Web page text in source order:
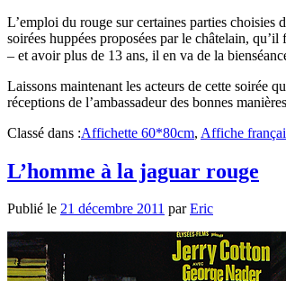
L’emploi du rouge sur certaines parties choisies
soirées huppées proposées par le châtelain,
– et avoir plus de 13 ans, il en va de la
Laissons maintenant les acteurs de cette soirée
réceptions de l’ambassadeur des bonnes
Classé dans :Affichette 60*80cm, Affiche
L’homme à la jaguar rouge
Publié le 21 décembre 2011 parEric